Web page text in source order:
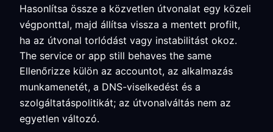
Hasonlítsa össze a közvetlen útvonalat egy közeli
végponttal, majd állítsa vissza a mentett profilt,
ha az útvonal torlódást vagy instabilitást okoz.
The service or app still behaves the same
Ellenőrizze külön az accountot, az alkalmazás
munkamenetét, a DNS-viselkedést és a
szolgáltatáspolitikát; az útvonalváltás nem az
egyetlen változó.